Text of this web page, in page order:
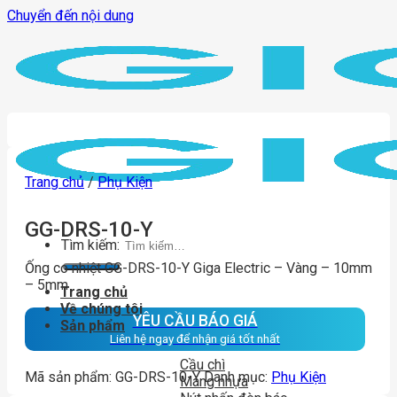
Chuyển đến nội dung
Tìm kiếm:
Trang chủ
Về chúng tôi
Sản phẩm
Cầu chì
Máng nhựa
Trang chủ / Phụ Kiện
GG-DRS-10-Y
Ống co nhiệt GG-DRS-10-Y Giga Electric – Vàng – 10mm
– 5mm
YÊU CẦU BÁO GIÁ
Liên hệ ngay để nhận giá tốt nhất
Mã sản phẩm: GG-DRS-10-Y Danh mục: Phụ Kiện